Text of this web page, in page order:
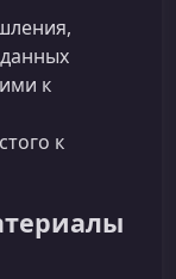
к
к